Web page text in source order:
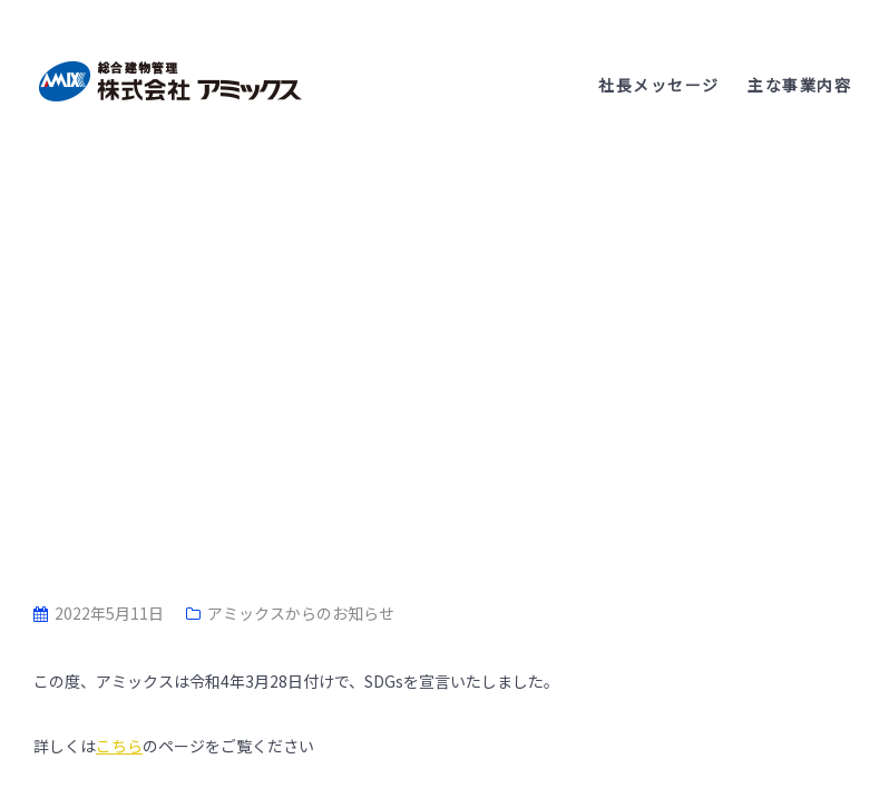
社長メッセージ 主な事業内容
2022年5月11日 アミックスからのお知らせ
この度、アミックスは令和4年3月28日付けで、SDGsを宣言いたしました。
詳しくはこちらのページをご覧ください